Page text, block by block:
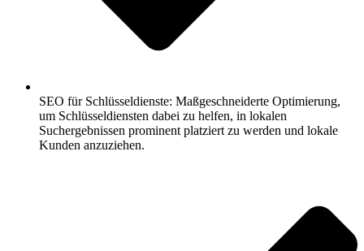
SEO für Schlüsseldienste: Maßgeschneiderte Optimierung,
um Schlüsseldiensten dabei zu helfen, in lokalen
Suchergebnissen prominent platziert zu werden und lokale
Kunden anzuziehen.